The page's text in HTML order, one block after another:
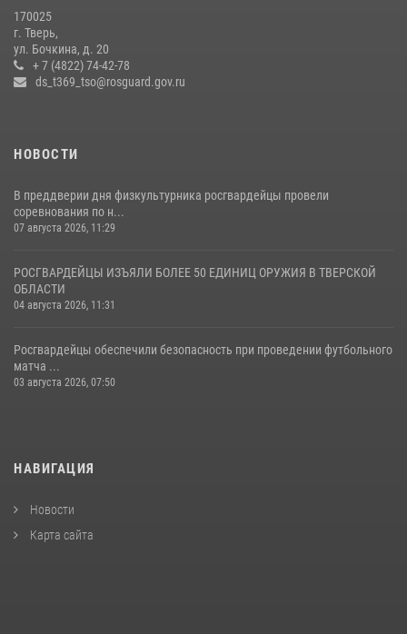
Росгвардейцы оказали помощь водителю на дороге в городе Кашин
22 июля 2026, 08:35
170025
г. Тверь,
ул. Бочкина, д. 20
+ 7 (4822) 74-42-78
ds_t369_tso@rosguard.gov.ru
НОВОСТИ
В преддверии дня физкультурника росгвардейцы провели
соревнования по н...
07 августа 2026, 11:29
РОСГВАРДЕЙЦЫ ИЗЪЯЛИ БОЛЕЕ 50 ЕДИНИЦ ОРУЖИЯ В ТВЕРСКОЙ
ОБЛАСТИ
04 августа 2026, 11:31
Росгвардейцы обеспечили безопасность при проведении футбольного
матча ...
03 августа 2026, 07:50
НАВИГАЦИЯ
Новости
Карта сайта